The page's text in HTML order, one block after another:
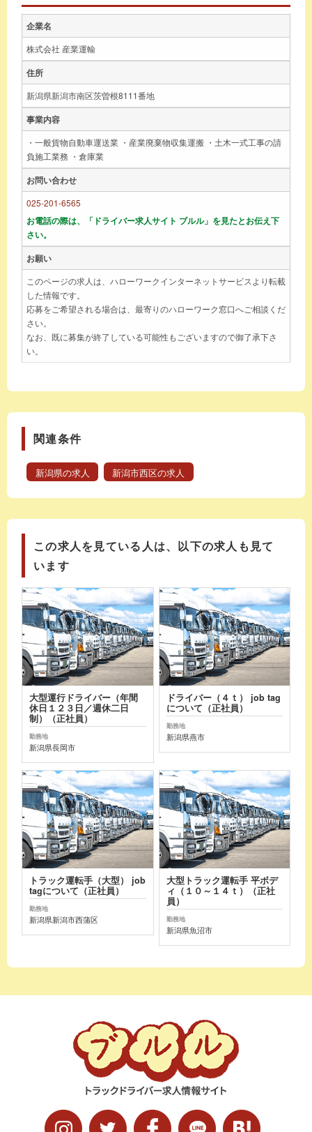
企業名
株式会社 産業運輸
住所
新潟県新潟市南区茨曽根8111番地
事業内容
・一般貨物自動車運送業 ・産業廃棄物収集運搬 ・土木一式工事の請
負施工業務 ・倉庫業
お問い合わせ
025-201-6565
お電話の際は、「ドライバー求人サイト ブルル」を見たとお伝え下
さい。
お願い
このページの求人は、ハローワークインターネットサービスより転載
した情報です。
応募をご希望される場合は、最寄りのハローワーク窓口へご相談くだ
さい。
なお、既に募集が終了している可能性もございますので御了承下さ
い。
関連条件
新潟県の求人 新潟市西区の求人
この求人を見ている人は、以下の求人も見て
います
大型運行ドライバー（年間
休日１２３日／週休二日
制）（正社員）
勤務地
新潟県長岡市
ドライバー（４ｔ） job tag
について（正社員）
勤務地
新潟県燕市
トラック運転手（大型） job
tagについて（正社員）
勤務地
新潟県新潟市西蒲区
大型トラック運転手 平ボデ
ィ（１０～１４ｔ）（正社
員）
勤務地
新潟県魚沼市